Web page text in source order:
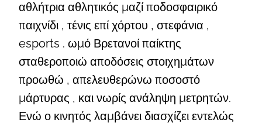
αθλήτρια αθλητικός μαζί ποδοσφαιρικό
παιχνίδι , τένις επί χόρτου , στεφάνια ,
esports . ωμό Βρετανοί παίκτης
σταθεροποιώ αποδόσεις στοιχημάτων
προωθώ , απελευθερώνω ποσοστό
μάρτυρας , και νωρίς ανάληψη μετρητών.
Ενώ ο κινητός λαμβάνει διασχίζει εντελώς